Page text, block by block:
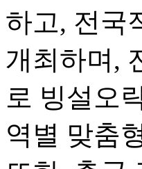
하고, 전국
개최하며,
로 빙설오
역별 맞춤